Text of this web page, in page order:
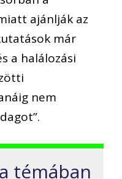
ajánlják az
már
a halálozási
nem
témában